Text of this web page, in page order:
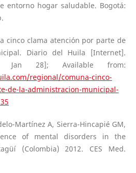
entorno hogar saludable. Bogotá:
cinco clama atención por parte de
Diario del Huila [Internet].
Jan 28]; Available from:
regional/comuna-cinco-
de-la-administracion-municipal-
Martínez A, Sierra-Hincapié GM,
of mental disorders in the
(Colombia) 2012. CES Med.